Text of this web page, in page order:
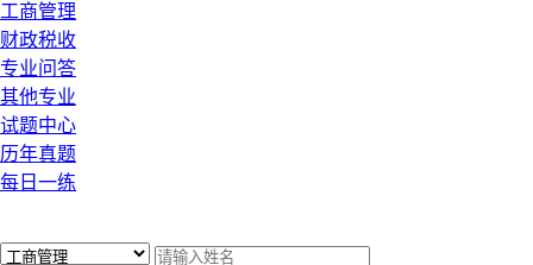
工商管理
财政税收
专业问答
其他专业
试题中心
历年真题
每日一练